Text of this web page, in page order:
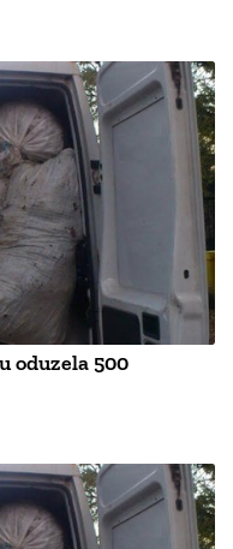
oduzela 500